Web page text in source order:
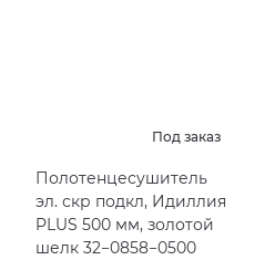
Под заказ
Полотенцесушитель
эл. скр подкл, Идиллия
PLUS 500 мм, золотой
шелк 32−0858−0500